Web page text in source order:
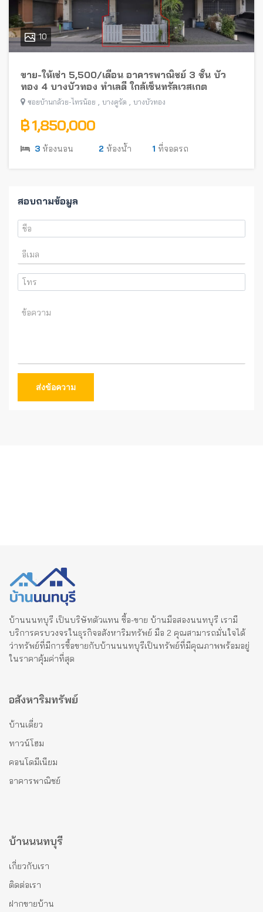
10
ขาย-ให้เช่า 5,500/เดือน อาคารพาณิชย์ 3 ชั้น บัว
ทอง 4 บางบัวทอง ทำเลดี ใกล้เซ็นทรัลเวสเกต
ซอยบ้านกล้วย-ไทรน้อย บางคูรัด บางบัวทอง
฿ 1,850,000
3 ห้องนอน 2 ห้องน้ำ 1 ที่จอดรถ
สอบถามข้อมูล
ส่งข้อความ
บ้านนนทบุรี เป็นบริษัทตัวแทน ซื้อ-ขาย บ้านมือสองนนทบุรี เรามี
บริการครบวงจรในธุรกิจอสังหาริมทรัพย์ มือ 2 คุณสามารถมั่นใจได้
ว่าทรัพย์ที่มีการซื้อขายกับบ้านนนทบุรีเป็นทรัพย์ที่มีคุณภาพพร้อมอยู่
ในราคาคุ้มค่าที่สุด
อสังหาริมทรัพย์
บ้านเดี่ยว
ทาวน์โฮม
คอนโดมีเนียม
อาคารพาณิชย์
บ้านนนทบุรี
เกี่ยวกับเรา
ติดต่อเรา
ฝากขายบ้าน